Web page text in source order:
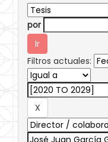
por
Filtros actuales: